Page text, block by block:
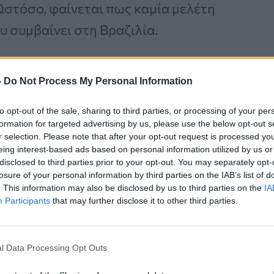
Do Not Process My Personal Information
opt-out of the sale, sharing to third parties, or processing of your
for targeted advertising by us, please use the below opt-out
selection. Please note that after your opt-out request is processed
interest-based ads based on personal information utilized by us
to third parties prior to your opt-out. You may separately
of your personal information by third parties on the IAB’s list of
This information may also be disclosed by us to third parties on the
Participants that may further disclose it to other third parties.
Data Processing Opt Outs
φαίνεται πως καμία μελέτη
στη Βραζιλία.
Νέα Ελάχιστα
Επεμβατική Εστιακή
Θεραπεία με NanoKnife